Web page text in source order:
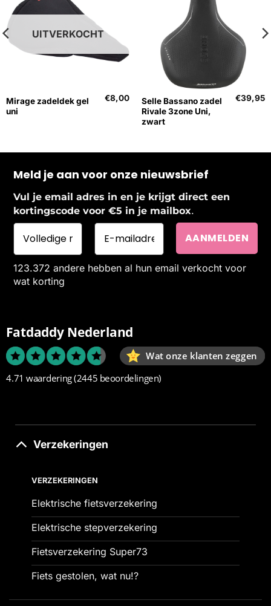
UITVERKOCHT
Mirage zadeldek gel
uni
€8,00
Selle Bassano zadel
Rivale 3zone Uni,
zwart
€39,95
Meld je aan voor onze nieuwsbrief
Vul je email adres in en je krijgt direct een
kortingscode voor €5 in je mailbox.
123.372 andere hebben al hun email verkocht voor
wat korting
Fatdaddy Nederland
Wat onze klanten zeggen
4.71 waardering(2445 beoordelingen)
Verzekeringen
VERZEKERINGEN
Elektrische fietsverzekering
Elektrische stepverzekering
Fietsverzekering Super73
Fiets gestolen, wat nu!?